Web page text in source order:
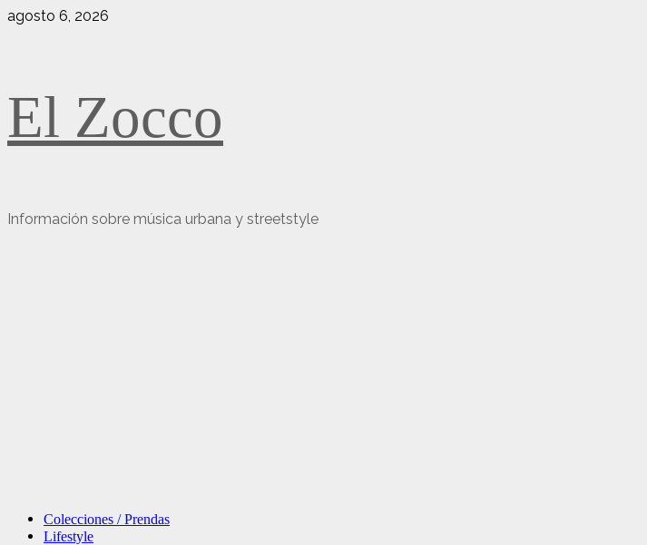
Saltar
agosto 6, 2026
El Zocco
Información sobre música urbana y streetstyle
Menú
principal
Colecciones / Prendas
Lifestyle